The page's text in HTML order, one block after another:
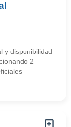
y disponibilidad
2